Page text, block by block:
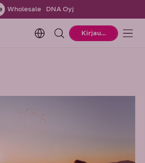
Wholesale DNA Oyj
Change language. Current
Kirjaudu